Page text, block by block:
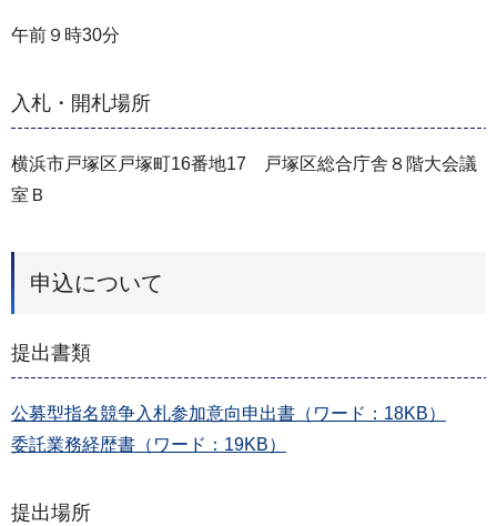
午前９時30分
入札・開札場所
横浜市戸塚区戸塚町16番地17 戸塚区総合庁舎８階大会議
室Ｂ
申込について
提出書類
公募型指名競争入札参加意向申出書（ワード：18KB）
委託業務経歴書（ワード：19KB）
提出場所